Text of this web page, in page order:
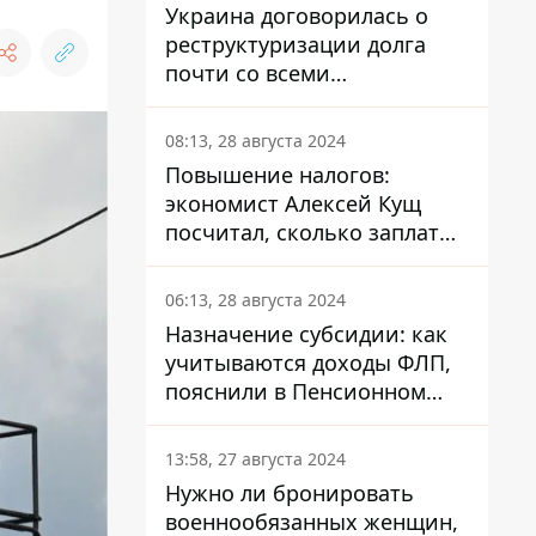
Украина договорилась о
реструктуризации долга
почти со всеми
держателями
еврооблигаций: что это
значит для страны
08:13, 28 августа 2024
Повышение налогов:
экономист Алексей Кущ
посчитал, сколько заплатит
каждый украинец
06:13, 28 августа 2024
Назначение субсидии: как
учитываются доходы ФЛП,
пояснили в Пенсионном
фонде
13:58, 27 августа 2024
Нужно ли бронировать
военнообязанных женщин,